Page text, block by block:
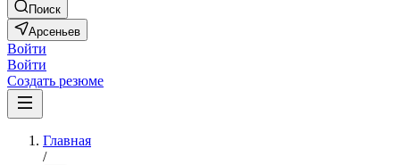
Поиск
Арсеньев
Войти
Войти
Создать резюме
Главная
/